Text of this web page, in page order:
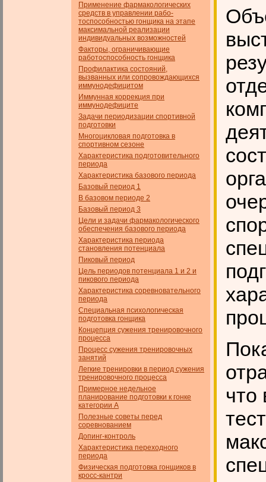
Применение фармакологических
средств в управлении рабо­
тоспособностью гонщика на этапе
максимальной реализации
индивидуальных возможностей
Факторы, ограничивающие
работоспособность гонщика
Профилактика состояний,
вызванных или сопровождающихся
иммунодефицитом
Иммунная коррекция при
иммунодефиците
Задачи периодизации спортивной
подготовки
Многоцикловая подготовка в
спортивном сезоне
Характеристика подготовительного
периода
Характеристика базового периода
Базовый период 1
В базовом периоде 2
Базовый период 3
Цели и задачи фармакологического
обеспечения базового пе­риода
Характеристика периода
становления потенциала
Пиковый период
Цель периодов потенциала 1 и 2 и
пикового периода
Характеристика соревновательного
периода
Специальная психологическая
подготовка гонщика
Концепция сужения тренировочного
процесса
Процесс сужения тренировочных
занятий
Легкие тренировки в период сужения
тренировочного процесса
Примерное недельное
планирование подготовки к гонке
категории А
Полезные советы перед
соревнованием
Допинг-контроль
Характеристика переходного
периода
Физическая подготовка гонщиков в
кросс-кантри
что